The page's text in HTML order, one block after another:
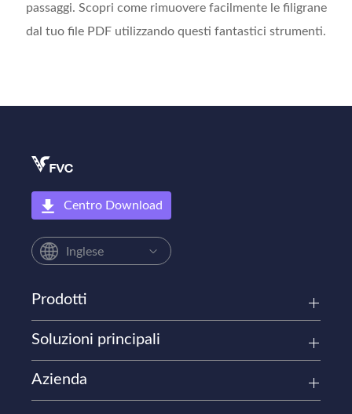
passaggi. Scopri come rimuovere facilmente le filigrane
dal tuo file PDF utilizzando questi fantastici strumenti.
Centro Download
Inglese
Prodotti
Soluzioni principali
Azienda